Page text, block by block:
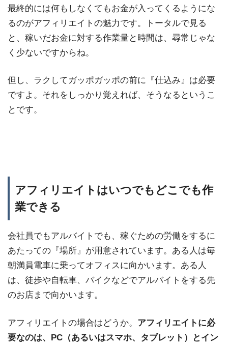
最終的には何もしなくてもお金が入ってくるようにな
るのがアフィリエイトの魅力です。トータルで見る
と、稼いだお金に対する作業量と時間は、尋常じゃな
く少ないですからね。
但し、ラクしてガッポガッポの前に『仕込み』は必要
ですよ。それをしっかり覚えれば、そうなるというこ
とです。
アフィリエイトはいつでもどこでも作
業できる
会社員でもアルバイトでも、稼ぐための労働をするに
あたっての『場所』が用意されています。ある人は毎
朝満員電車に乗ってオフィスに向かいます。ある人
は、徒歩や自転車、バイクなどでアルバイトをする先
のお店まで向かいます。
アフィリエイトの場合はどうか。 アフィリエイトに必
要なのは、PC（あるいはスマホ、タブレット）とイン